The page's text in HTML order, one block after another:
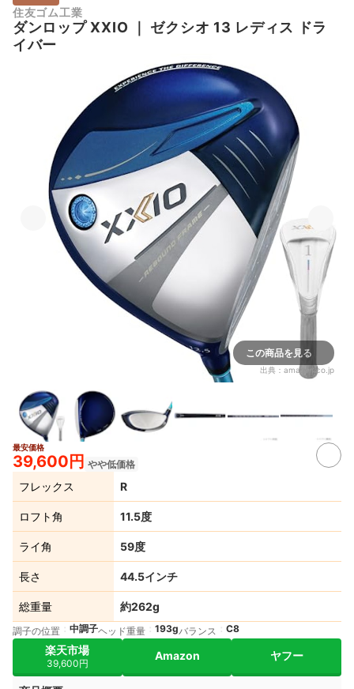
住友ゴム工業
ダンロップ XXIO
ゼクシオ 13 レディス ドラ
イバー
この商品を見る
出典： amazon.co.jp
最安価格
39,600円 やや低価格
フレックス R
ロフト角 11.5度
ライ角 59度
長さ 44.5インチ
総重量 約262g
調子の位置 中調子ヘッド重量 193gバランス C8
楽天市場
39,600円
Amazon ヤフー